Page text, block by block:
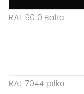
RAL 9010 Balta
RAL 7044 pilka